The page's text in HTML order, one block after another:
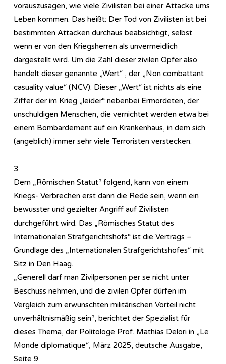
vorauszusagen, wie viele Zivilisten bei einer Attacke ums
Leben kommen. Das heißt: Der Tod von Zivilisten ist bei
bestimmten Attacken durchaus beabsichtigt, selbst
wenn er von den Kriegsherren als unvermeidlich
dargestellt wird. Um die Zahl dieser zivilen Opfer also
handelt dieser genannte „Wert“ , der „Non combattant
casuality value“ (NCV). Dieser „Wert“ ist nichts als eine
Ziffer der im Krieg „leider“ nebenbei Ermordeten, der
unschuldigen Menschen, die vernichtet werden etwa bei
einem Bombardement auf ein Krankenhaus, in dem sich
(angeblich) immer sehr viele Terroristen verstecken.
3.
Dem „Römischen Statut“ folgend, kann von einem
Kriegs- Verbrechen erst dann die Rede sein, wenn ein
bewusster und gezielter Angriff auf Zivilisten
durchgeführt wird. Das „Römisches Statut des
Internationalen Strafgerichtshofs“ ist die Vertrags –
Grundlage des „Internationalen Strafgerichtshofes“ mit
Sitz in Den Haag.
„Generell darf man Zivilpersonen per se nicht unter
Beschuss nehmen, und die zivilen Opfer dürfen im
Vergleich zum erwünschten militärischen Vorteil nicht
unverhältnismäßig sein“, berichtet der Spezialist für
dieses Thema, der Politologe Prof. Mathias Delori in „Le
Monde diplomatique“, März 2025, deutsche Ausgabe,
Seite 9.